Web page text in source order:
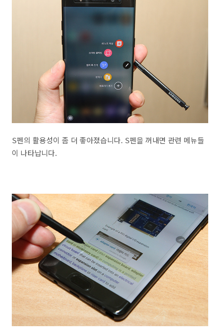
S펜의 활용성이 좀 더 좋아졌습니다. S펜을 꺼내면 관련 메뉴들
이 나타납니다.